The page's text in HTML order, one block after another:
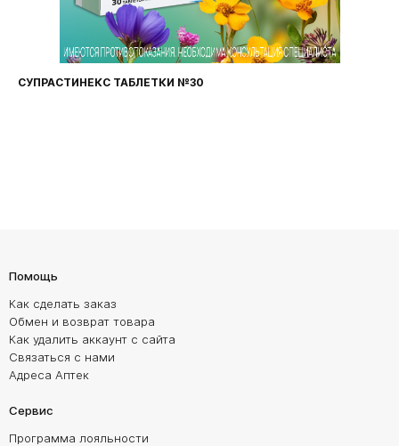
СУПРАСТИНЕКС ТАБЛЕТКИ №30
Помощь
Как сделать заказ
Обмен и возврат товара
Как удалить аккаунт с сайта
Связаться с нами
Адреса Аптек
Сервис
Программа лояльности